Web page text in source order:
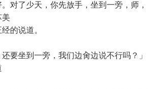
了少天，你先放手，坐到一旁，师，
美
的说道。
坐到一旁，我们边肏边说不行吗？」